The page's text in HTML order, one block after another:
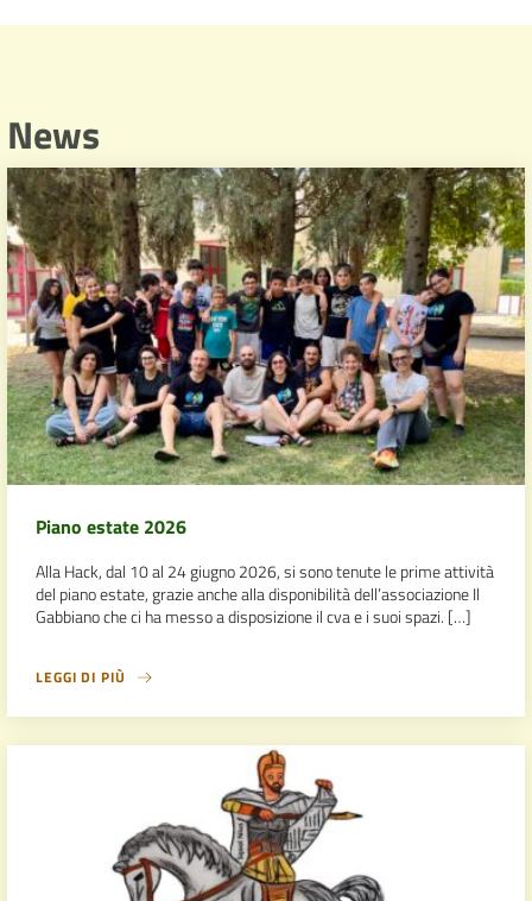
News
Piano estate 2026
Alla Hack, dal 10 al 24 giugno 2026, si sono tenute le prime attività
del piano estate, grazie anche alla disponibilità dell’associazione Il
Gabbiano che ci ha messo a disposizione il cva e i suoi spazi. […]
LEGGI DI PIÙ